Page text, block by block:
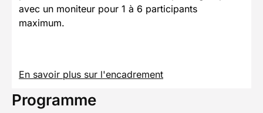
avec un moniteur pour 1 à 6 participants
maximum.
En savoir plus sur l'encadrement
Programme